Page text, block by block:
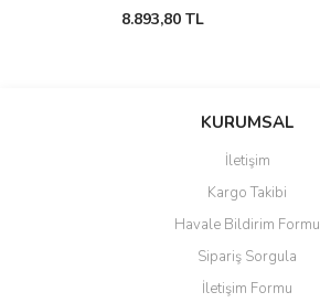
8.893,80 TL
KURUMSAL
İletişim
Kargo Takibi
Havale Bildirim Formu
Sipariş Sorgula
İletişim Formu